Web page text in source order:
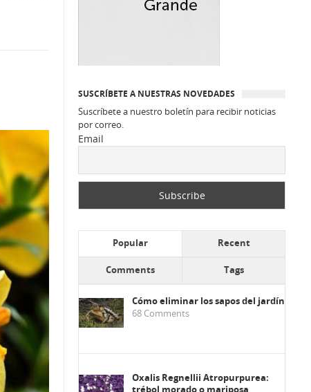
SUSCRÍBETE A NUESTRAS NOVEDADES
Suscríbete a nuestro boletín para recibir noticias
por correo.
Email
Popular Recent
Comments Tags
Cómo eliminar los sapos del jardín
68 Comments
Oxalis Regnellii Atropurpurea:
trébol morado o mariposa